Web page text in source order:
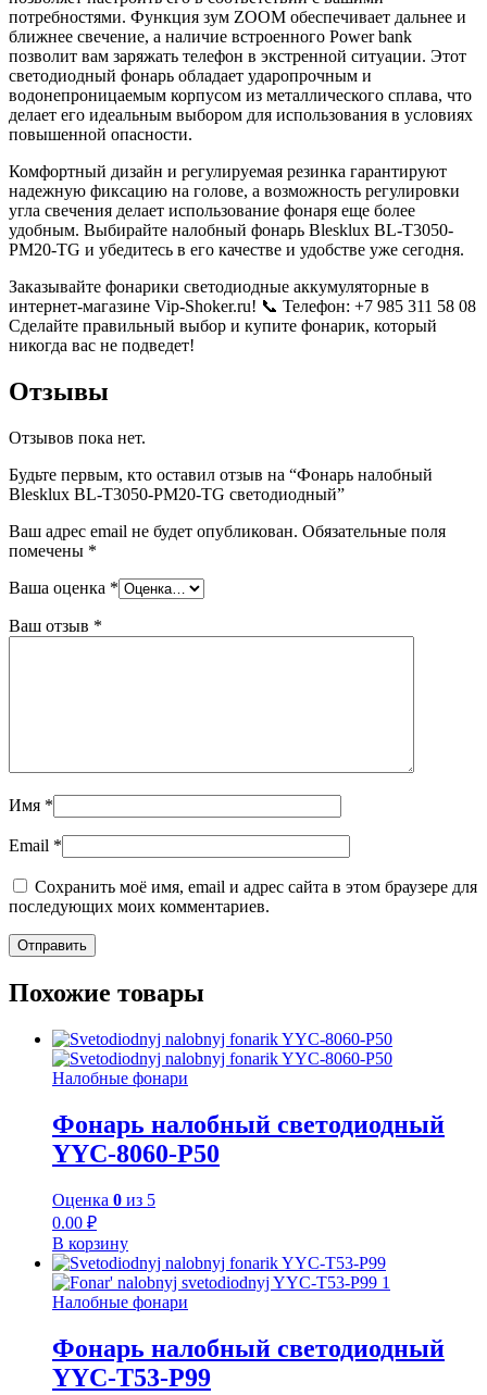
потребностями. Функция зум ZOOM обеспечивает дальнее и
ближнее свечение, а наличие встроенного Power bank
позволит вам заряжать телефон в экстренной ситуации. Этот
светодиодный фонарь обладает ударопрочным и
водонепроницаемым корпусом из металлического сплава, что
делает его идеальным выбором для использования в условиях
повышенной опасности.
Комфортный дизайн и регулируемая резинка гарантируют
надежную фиксацию на голове, а возможность регулировки
угла свечения делает использование фонаря еще более
удобным. Выбирайте налобный фонарь Blesklux BL-T3050-
PM20-TG и убедитесь в его качестве и удобстве уже сегодня.
Заказывайте фонарики светодиодные аккумуляторные в
интернет-магазине Vip-Shoker.ru! 📞 Телефон: +7 985 311 58 08
Сделайте правильный выбор и купите фонарик, который
никогда вас не подведет!
Отзывы
Отзывов пока нет.
Будьте первым, кто оставил отзыв на “Фонарь налобный
Blesklux BL-T3050-PM20-TG светодиодный”
Ваш адрес email не будет опубликован. Обязательные поля
помечены *
Ваша оценка *
Ваш отзыв *
Имя *
Email *
Сохранить моё имя, email и адрес сайта в этом браузере для
последующих моих комментариев.
Похожие товары
Налобные фонари
Фонарь налобный светодиодный
YYC-8060-P50
Оценка 0 из 5
0.00 ₽
В корзину
Налобные фонари
Фонарь налобный светодиодный
YYC-T53-P99